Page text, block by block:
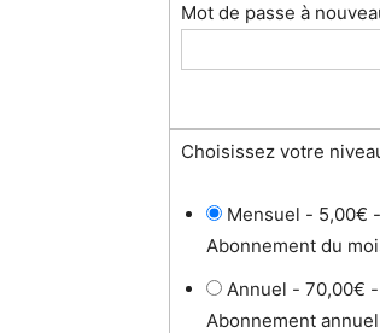
Mot de passe à
Choisissez votre
Mensuel - 5,00€ -
Abonnement du
Annuel -70,00€ -
Abonnement